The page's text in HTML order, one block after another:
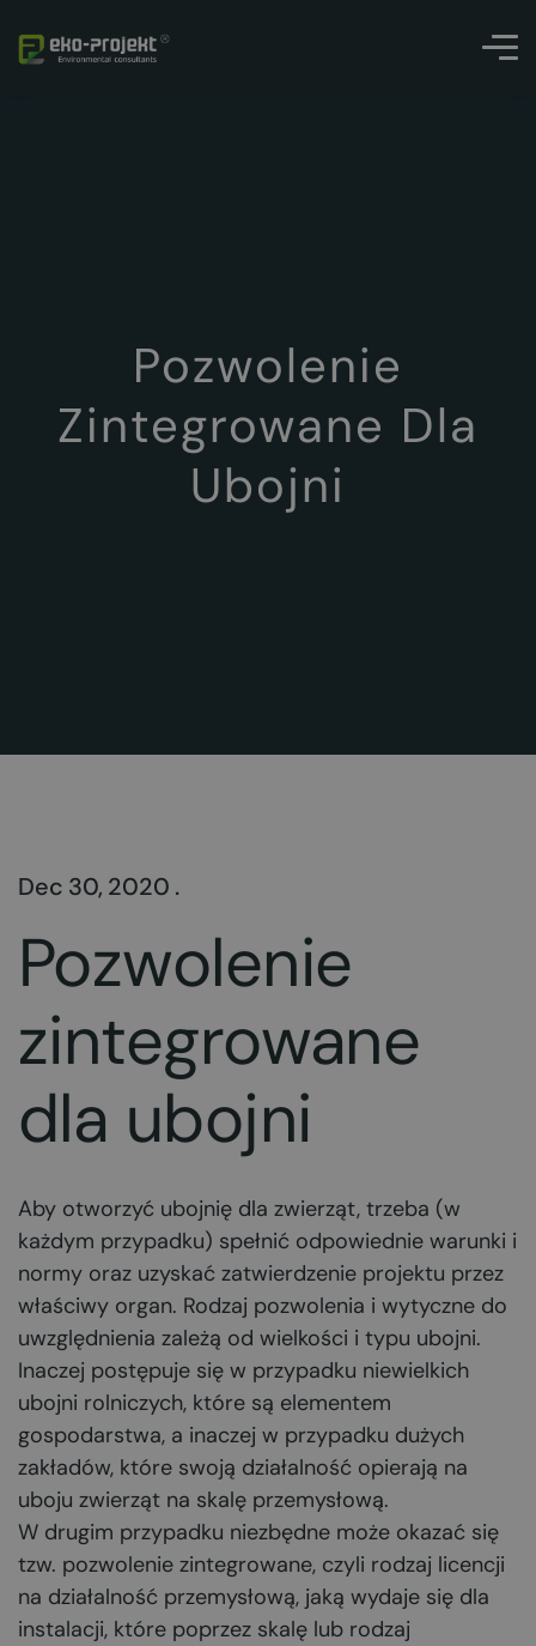
Pozwolenie
Zintegrowane Dla
Ubojni
Dec 30, 2020 .
Pozwolenie
zintegrowane
dla ubojni
Aby otworzyć ubojnię dla zwierząt, trzeba (w
każdym przypadku) spełnić odpowiednie warunki i
normy oraz uzyskać zatwierdzenie projektu przez
właściwy organ. Rodzaj pozwolenia i wytyczne do
uwzględnienia zależą od wielkości i typu ubojni.
Inaczej postępuje się w przypadku niewielkich
ubojni rolniczych, które są elementem
gospodarstwa, a inaczej w przypadku dużych
zakładów, które swoją działalność opierają na
uboju zwierząt na skalę przemysłową.
W drugim przypadku niezbędne może okazać się
tzw. pozwolenie zintegrowane, czyli rodzaj licencji
na działalność przemysłową, jaką wydaje się dla
instalacji, które poprzez skalę lub rodzaj